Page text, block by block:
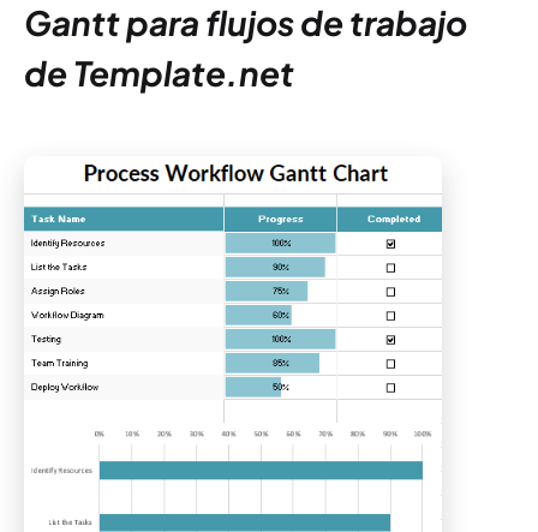
Gantt para flujos de trabajo
de Template.net